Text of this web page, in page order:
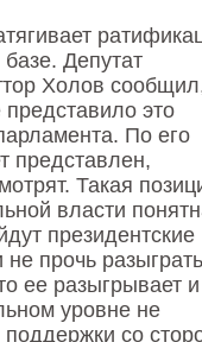
Депутат
Холов
это
По его
представлен,
Такая
власти
президентские
прочь разыграть
ее разыгрывает
уровне не
со